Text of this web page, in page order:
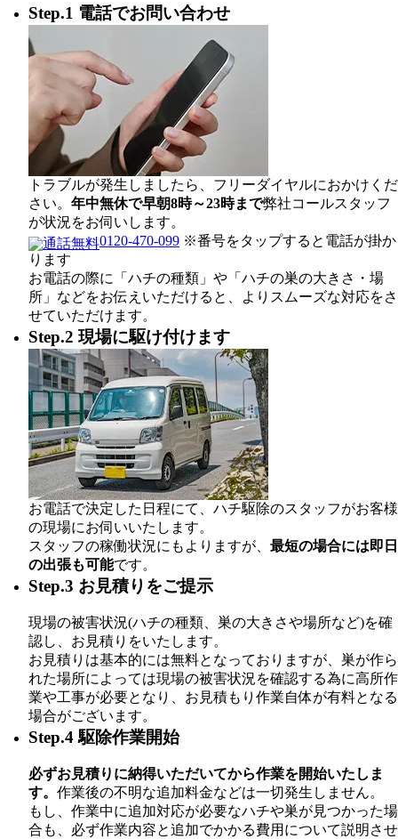
Step.1 電話でお問い合わせ
トラブルが発生しましたら、フリーダイヤルにおかけくだ
さい。 年中無休で早朝8時～23時まで弊社コールスタッフ
が状況をお伺いします。
0120-470-099 ※番号をタップすると電話が掛か
ります
お電話の際に「ハチの種類」や「ハチの巣の大きさ・場
所」などをお伝えいただけると、よりスムーズな対応をさ
せていただけます。
Step.2 現場に駆け付けます
お電話で決定した日程にて、ハチ駆除のスタッフがお客様
の現場にお伺いいたします。
スタッフの稼働状況にもよりますが、 最短の場合には即日
の出張も可能です。
Step.3 お見積りをご提示
現場の被害状況(ハチの種類、巣の大きさや場所など)を確
認し、お見積りをいたします。
お見積りは基本的には無料となっておりますが、巣が作ら
れた場所によっては現場の被害状況を確認する為に高所作
業や工事が必要となり、お見積もり作業自体が有料となる
場合がございます。
Step.4 駆除作業開始
必ずお見積りに納得いただいてから作業を開始いたしま
す。 作業後の不明な追加料金などは一切発生しません。
もし、作業中に追加対応が必要なハチや巣が見つかった場
合も、必ず作業内容と追加でかかる費用について説明させ